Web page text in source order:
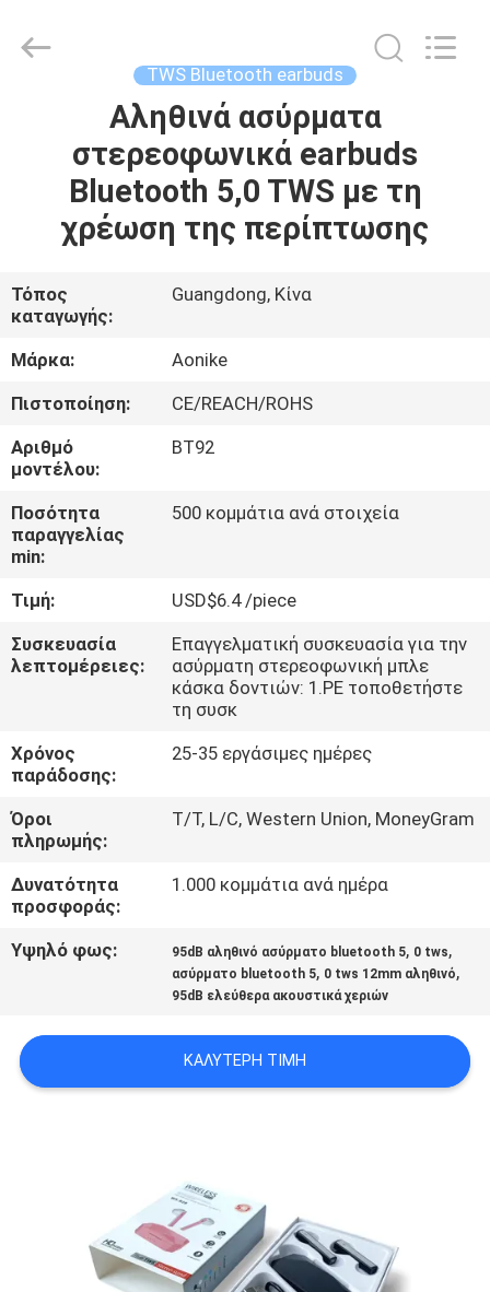
ΠΡΟΪΌΝΤΑ
ΠΕΡΊΠΟΥ
ΕΜΕΊΣ
ΓΎΡΟΣ
ΕΡΓΟΣΤΑΣΊΩΝ
ΠΟΙΟΤΙΚΌΣ
ΈΛΕΓΧΟΣ
ΕΛΆΤΕ
ΣΕ
ΕΠΑΦΉ
ΖΗΤΉΣΤΕ
ΈΝΑ
ΑΠΌΣΠΑΣΜΑ
SITEMAP
POLICY
Electronics
Co,ltd.
TWS Bluetooth earbuds
Αληθινά ασύρματα
στερεοφωνικά earbuds
Bluetooth 5,0 TWS με τη
χρέωση της περίπτωσης
Τόπος
καταγωγής:
Guangdong, Κίνα
Μάρκα:
Aonike
Πιστοποίηση:
CE/REACH/ROHS
Αριθμό
μοντέλου:
BT92
Ποσότητα
παραγγελίας
min:
500 κομμάτια ανά στοιχεία
Τιμή:
USD$6.4 /piece
Συσκευασία
λεπτομέρειες:
Επαγγελματική συσκευασία για την
ασύρματη στερεοφωνική μπλε
κάσκα δοντιών: 1.PE τοποθετήστε
τη συσκ
Χρόνος
παράδοσης:
25-35 εργάσιμες ημέρες
Όροι
πληρωμής:
T/T, L/C, Western Union, MoneyGram
Δυνατότητα
προσφοράς:
1.000 κομμάτια ανά ημέρα
Υψηλό φως: 95dB αληθινό ασύρματο bluetooth 5, 0 tws,
ασύρματο bluetooth 5, 0 tws 12mm αληθινό,
95dB ελεύθερα ακουστικά χεριών
ΚΑΛΎΤΕΡΗ ΤΙΜΉ